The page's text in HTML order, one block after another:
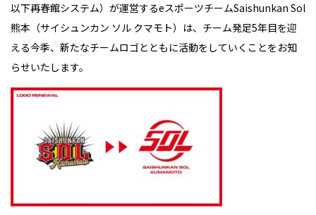
以下再春館システム）が運営するeスポーツチームSaishunkan Sol
熊本（サイシュンカン ソル クマモト）は、チーム発足5年目を迎
える今季、新たなチームロゴとともに活動をしていくことをお知
らせいたします。